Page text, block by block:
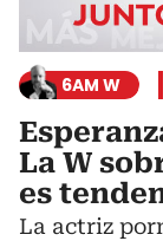
6AM W
La W
es
La actriz